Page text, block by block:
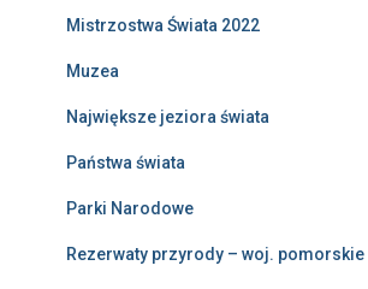
Mistrzostwa Świata 2022
Muzea
Największe jeziora świata
Państwa świata
Parki Narodowe
Rezerwaty przyrody – woj. pomorskie